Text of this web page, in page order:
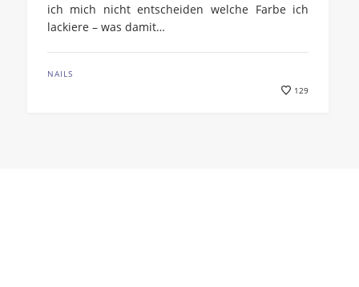
ich mich nicht entscheiden welche Farbe ich
lackiere – was damit…
NAILS
129